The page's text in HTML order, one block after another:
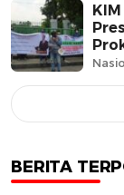
BERITA